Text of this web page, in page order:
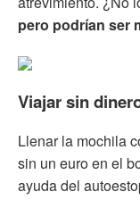
pero podrían ser
Viajar sin
Llenar la mochila
sin un euro en el
ayuda del